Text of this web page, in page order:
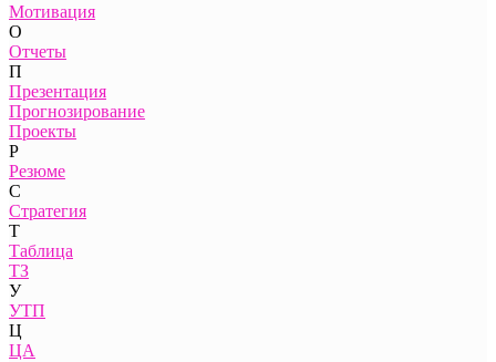
Мотивация
О
Отчеты
П
Презентация
Прогнозирование
Проекты
Р
Резюме
С
Стратегия
Т
Таблица
ТЗ
У
УТП
Ц
ЦА